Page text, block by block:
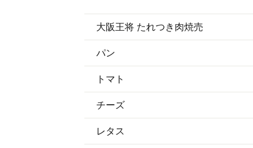
大阪王将 たれつき肉焼売
パン
トマト
チーズ
レタス